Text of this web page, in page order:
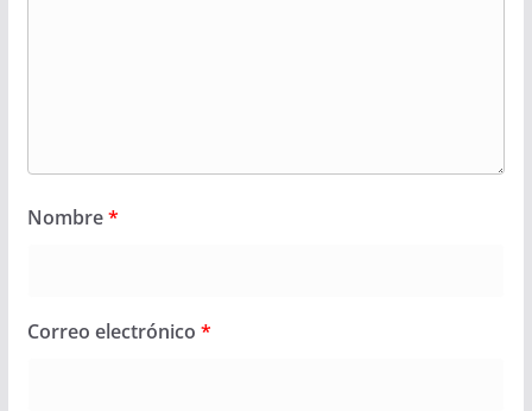
Nombre*
Correo electrónico *